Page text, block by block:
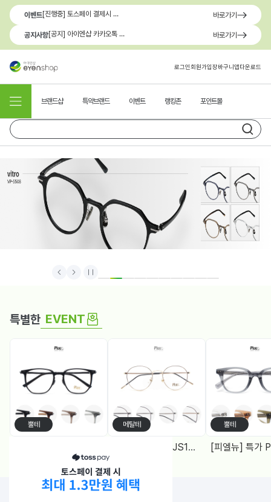
이벤트 [진행중] 토스페이 결제시 최대 1.3만원 혜택 바로가기
공지사항 [공지] 아이엔샵 카카오톡 1:1 문의 채널 이용 안내 바로가기
로그인회원가입장바구니앱다운로드
브랜드샵 특약브랜드 이벤트 랭킹존 포인트몰
Prev Next Stop
특별한 EVENT
뿔테 메탈테
[피엘유] 특가 PJS1988 (50) 메탈원형, 블루라이트 차단렌즈 2Color
뿔테